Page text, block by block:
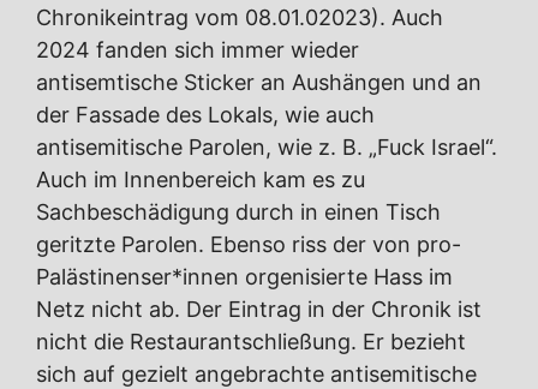
Chronikeintrag vom 08.01.02023). Auch
2024 fanden sich immer wieder
antisemtische Sticker an Aushängen und an
der Fassade des Lokals, wie auch
antisemitische Parolen, wie z. B. „Fuck Israel“.
Auch im Innenbereich kam es zu
Sachbeschädigung durch in einen Tisch
geritzte Parolen. Ebenso riss der von pro-
Palästinenser*innen orgenisierte Hass im
Netz nicht ab. Der Eintrag in der Chronik ist
nicht die Restaurantschließung. Er bezieht
sich auf gezielt angebrachte antisemitische